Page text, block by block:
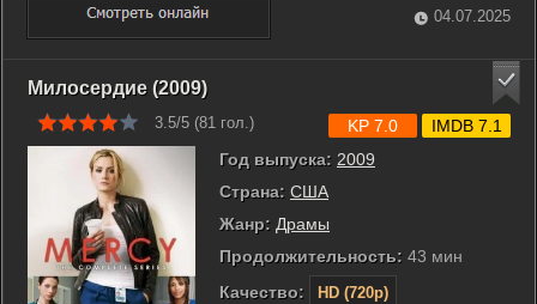
испытывает серьезный дискомфорт и ощущает, как
отдаляется от отца, изменяя свое ...
04.07.2025
Милосердие (2009)
3.5/5 (81 гол.)
Год выпуска: 2009
Страна: США
Жанр: Драмы
Продолжительность: 43 мин
Качество:
HD (720p)
KP 7.0 IMDB 7.1